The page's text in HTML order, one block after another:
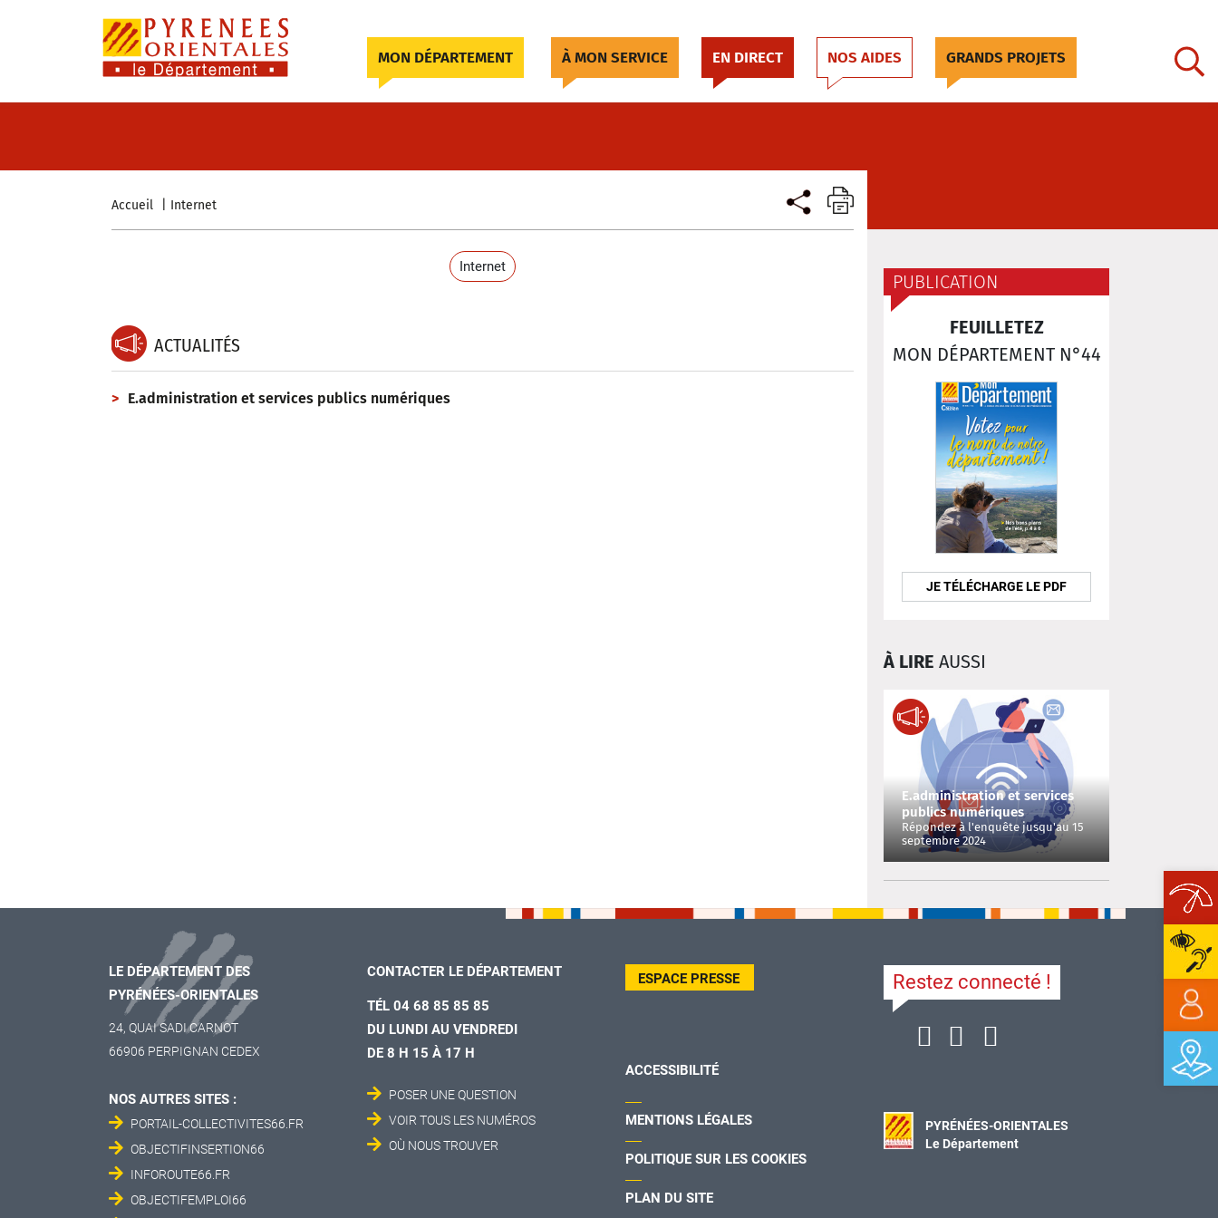
MON DÉPARTEMENT À MON SERVICE EN DIRECT NOS AIDES GRANDS PROJETS
Accueil Internet
Internet
ACTUALITÉS
E.administration et services publics numériques
PUBLICATION
FEUILLETEZ
MON DÉPARTEMENT N°44
JE TÉLÉCHARGE LE PDF
À LIRE AUSSI
E.administration et services
publics numériques
Répondez à l'enquête jusqu'au 15
septembre 2024
LE DÉPARTEMENT DES
PYRÉNÉES-ORIENTALES
24, QUAI SADI CARNOT
66906 PERPIGNAN CEDEX
NOS AUTRES SITES :
PORTAIL-COLLECTIVITES66.FR
OBJECTIFINSERTION66
INFOROUTE66.FR
OBJECTIFEMPLOI66
CONTACTER LE DÉPARTEMENT
TÉL 04 68 85 85 85
DU LUNDI AU VENDREDI
DE 8 H 15 À 17 H
POSER UNE QUESTION
VOIR TOUS LES NUMÉROS
OÙ NOUS TROUVER
ESPACE PRESSE
ACCESSIBILITÉ
MENTIONS LÉGALES
POLITIQUE SUR LES COOKIES
PLAN DU SITE
Restez connecté !
PYRÉNÉES-ORIENTALES
Le Département